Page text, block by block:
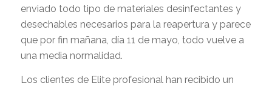
enviado todo tipo de materiales desinfectantes y
desechables necesarios para la reapertura y parece
que por fin mañana, día 11 de mayo, todo vuelve a
una media normalidad.
Los clientes de Elite profesional han recibido un